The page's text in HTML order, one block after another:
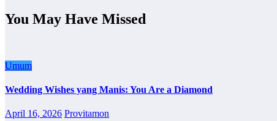
You May Have Missed
Umum
Wedding Wishes yang Manis: You Are a Diamond
April 16, 2026 Provitamon